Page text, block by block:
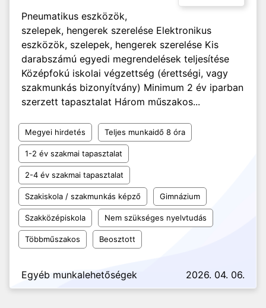
Pneumatikus eszközök,
szelepek, hengerek szerelése Elektronikus
eszközök, szelepek, hengerek szerelése Kis
darabszámú egyedi megrendelések teljesítése
Középfokú iskolai végzettség (érettségi, vagy
szakmunkás bizonyítvány) Minimum 2 év iparban
szerzett tapasztalat Három műszakos...
Megyei hirdetés Teljes munkaidő 8 óra
1-2 év szakmai tapasztalat
2-4 év szakmai tapasztalat
Szakiskola / szakmunkás képző Gimnázium
Szakközépiskola Nem szükséges nyelvtudás
Többműszakos Beosztott
Egyéb munkalehetőségek 2026. 04. 06.